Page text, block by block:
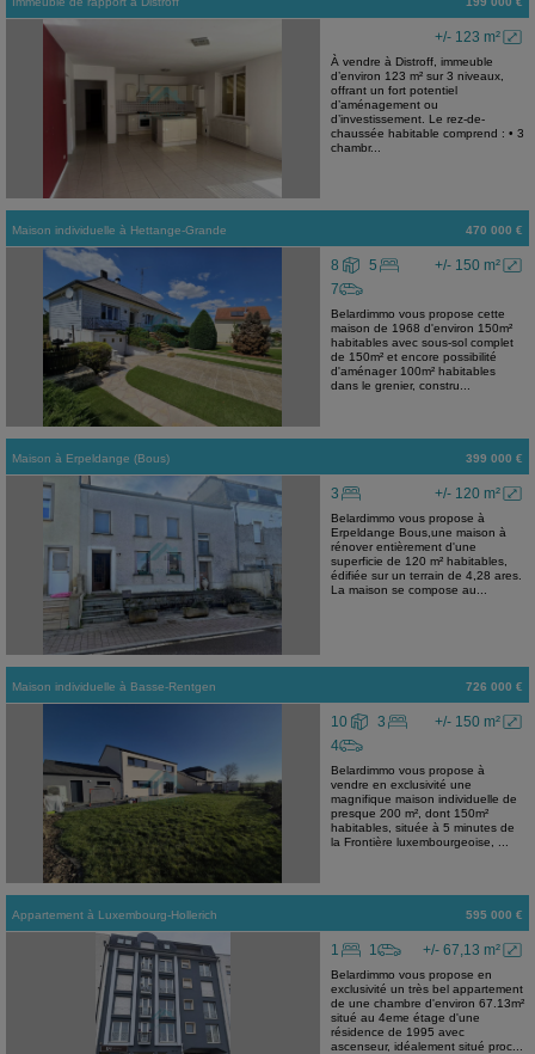
+/- 123 m²
À vendre à Distroff, immeuble
d’environ 123 m² sur 3 niveaux,
offrant un fort potentiel
d’aménagement ou
d’investissement. Le rez-de-
chaussée habitable comprend : • 3
chambr...
Maison individuelle à Hettange-Grande 470 000 €
+/- 150 m²
8
5
7
Belardimmo vous propose cette
maison de 1968 d'environ 150m²
habitables avec sous-sol complet
de 150m² et encore possibilité
d'aménager 100m² habitables
dans le grenier, constru...
Maison à Erpeldange (Bous) 399 000 €
+/- 120 m²
3
Belardimmo vous propose à
Erpeldange Bous,une maison à
rénover entièrement d'une
superficie de 120 m² habitables,
édifiée sur un terrain de 4,28 ares.
La maison se compose au...
Maison individuelle à Basse-Rentgen 726 000 €
+/- 150 m²
10
3
4
Belardimmo vous propose à
vendre en exclusivité une
magnifique maison individuelle de
presque 200 m², dont 150m²
habitables, située à 5 minutes de
la Frontière luxembourgeoise, ...
Appartement à Luxembourg-Hollerich 595 000 €
+/- 67,13 m²
1 1
Belardimmo vous propose en
exclusivité un très bel appartement
de une chambre d'environ 67.13m²
situé au 4eme étage d'une
résidence de 1995 avec
ascenseur, idéalement situé proc...